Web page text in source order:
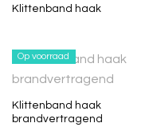
Klittenband haak
Op voorraad
Klittenband haak
brandvertragend